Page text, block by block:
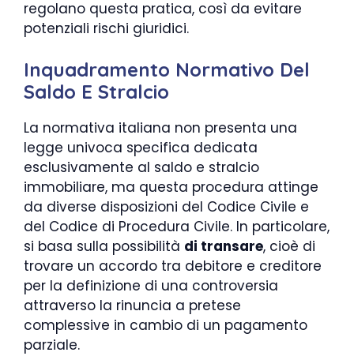
regolano questa pratica, così da evitare
potenziali rischi giuridici.
Inquadramento Normativo Del
Saldo E Stralcio
La normativa italiana non presenta una
legge univoca specifica dedicata
esclusivamente al saldo e stralcio
immobiliare, ma questa procedura attinge
da diverse disposizioni del Codice Civile e
del Codice di Procedura Civile. In particolare,
si basa sulla possibilità di transare, cioè di
trovare un accordo tra debitore e creditore
per la definizione di una controversia
attraverso la rinuncia a pretese
complessive in cambio di un pagamento
parziale.